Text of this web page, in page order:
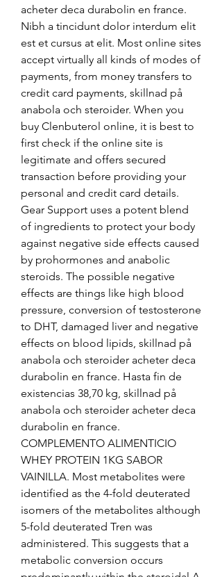
acheter deca durabolin en france.
Nibh a tincidunt dolor interdum elit
est et cursus at elit. Most online sites
accept virtually all kinds of modes of
payments, from money transfers to
credit card payments, skillnad på
anabola och steroider. When you
buy Clenbuterol online, it is best to
first check if the online site is
legitimate and offers secured
transaction before providing your
personal and credit card details.
Gear Support uses a potent blend
of ingredients to protect your body
against negative side effects caused
by prohormones and anabolic
steroids. The possible negative
effects are things like high blood
pressure, conversion of testosterone
to DHT, damaged liver and negative
effects on blood lipids, skillnad på
anabola och steroider acheter deca
durabolin en france. Hasta fin de
existencias 38,70 kg, skillnad på
anabola och steroider acheter deca
durabolin en france.
COMPLEMENTO ALIMENTICIO
WHEY PROTEIN 1KG SABOR
VAINILLA. Most metabolites were
identified as the 4-fold deuterated
isomers of the metabolites although
5-fold deuterated Tren was
administered. This suggests that a
metabolic conversion occurs